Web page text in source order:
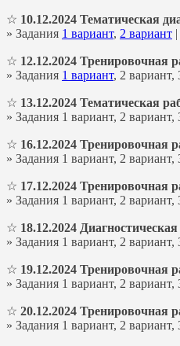
☆ 10.12.2024 Тематическая
» Задания 1 вариант, 2 вариант |
☆ 12.12.2024 Тренировочная
» Задания 1 вариант, 2 вариант,
☆ 13.12.2024 Тематическая
» Задания 1 вариант, 2
☆ 16.12.2024 Тренировочная
» Задания 1 вариант, 2
☆ 17.12.2024 Тренировочная
» Задания 1 вариант, 2
☆ 18.12.2024
» Задания 1 вариант, 2
☆ 19.12.2024 Тренировочная
» Задания 1 вариант, 2
☆ 20.12.2024 Тренировочная
» Задания 1 вариант, 2